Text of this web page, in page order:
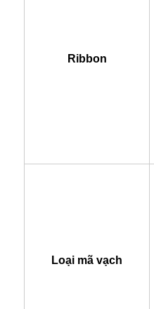
Ribbon
Loại mã vạch